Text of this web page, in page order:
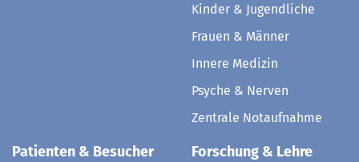
Kinder & Jugendliche
Frauen & Männer
Innere Medizin
Psyche & Nerven
Zentrale Notaufnahme
Patienten & Besucher Forschung & Lehre